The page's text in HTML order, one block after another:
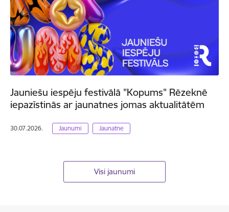
Jauniešu iespēju festivālā "Kopums" Rēzeknē
iepazīstinās ar jaunatnes jomas aktualitātēm
30.07.2026. Jaunumi Jaunatne
Visi jaunumi